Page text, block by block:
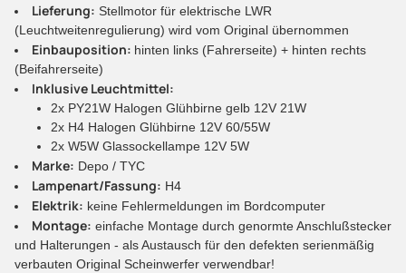
Lieferung: Stellmotor für elektrische LWR
(Leuchtweitenregulierung) wird vom Original übernommen
Einbauposition: hinten links (Fahrerseite) + hinten rechts
(Beifahrerseite)
Inklusive Leuchtmittel:
2x PY21W Halogen Glühbirne gelb 12V 21W
2x H4 Halogen Glühbirne 12V 60/55W
2x W5W Glassockellampe 12V 5W
Marke: Depo / TYC
Lampenart/Fassung: H4
Elektrik: keine Fehlermeldungen im Bordcomputer
Montage: einfache Montage durch genormte Anschlußstecker
und Halterungen - als Austausch für den defekten serienmäßig
verbauten Original Scheinwerfer verwendbar!